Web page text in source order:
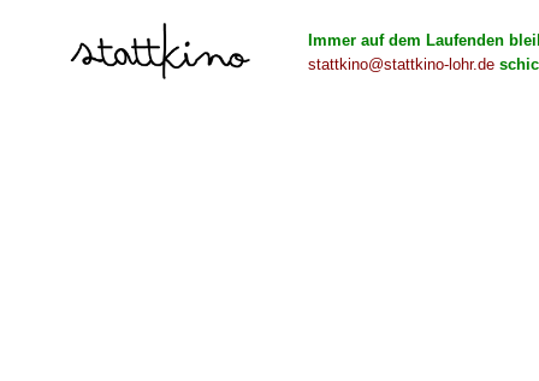
Immer auf dem Laufenden
stattkino@stattkino-lohr.de